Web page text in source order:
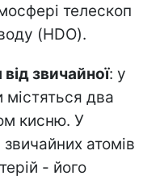
телескоп
(HDO).
звичайної: у
містяться два
кисню. У
звичайних атомів
- його